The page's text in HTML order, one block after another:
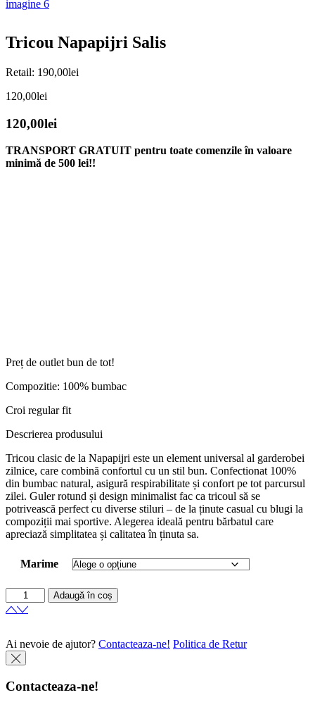
Tricou Napapijri Salis
Retail: 190,00lei
120,00lei
120,00lei
TRANSPORT GRATUIT pentru toate comenzile în valoare
minimă de 500 lei!!
Preț de outlet bun de tot!
Compozitie: 100% bumbac
Croi regular fit
Descrierea produsului
Tricou clasic de la Napapijri este un element universal al garderobei
zilnice, care combină confortul cu un stil bun. Confectionat 100%
din bumbac natural, asigură respirabilitate și confort pe tot parcursul
zilei. Guler rotund și design minimalist fac ca tricoul să se
potrivească perfect cu diverse stiluri – de la ținute casual cu blugi la
compoziții mai sportive. Alegerea ideală pentru bărbatul care
apreciază simplitatea și calitatea în ținuta sa.
Marime
Adaugă în coș
Ai nevoie de ajutor? Contacteaza-ne! Politica de Retur
Contacteaza-ne!